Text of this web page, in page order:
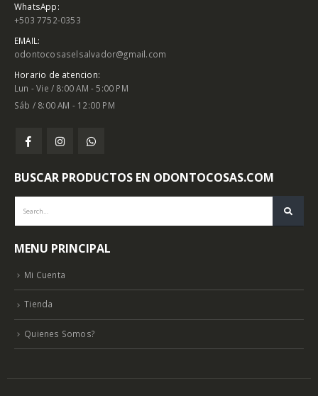
WhatsApp:
+503 7752-0353
EMAIL:
odontocosaselsalvador@gmail.com
Horario de atencion:
Lun - Vie / 8:00 AM - 5:00 PM
Sáb / 8:00 AM - 12:00 PM
BUSCAR PRODUCTOS EN ODONTOCOSAS.COM
MENU PRINCIPAL
Mi Cuenta
Tienda
Quienes Somos?